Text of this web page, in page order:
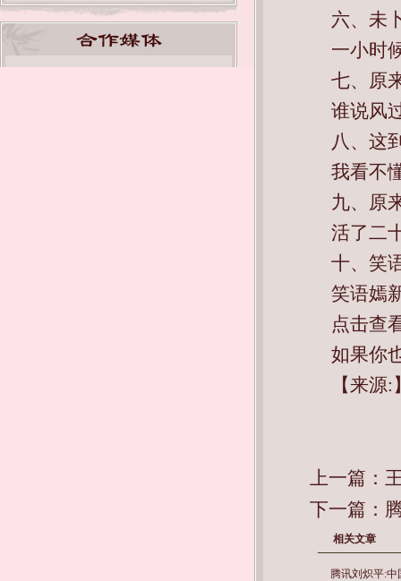
六、未
一小时
七、原
谁说风
八、这
我看不
九、原
活了二
十、笑
笑语嫣
点击查
如果你
【来源:
上一篇：
下一篇：
相关文章
腾讯刘炽平: